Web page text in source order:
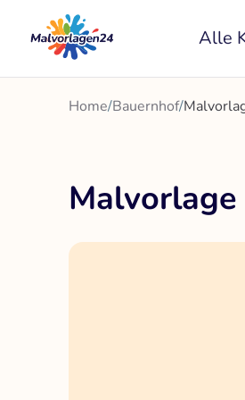
Inhalt
springen
Alle
Home/Bauernhof/